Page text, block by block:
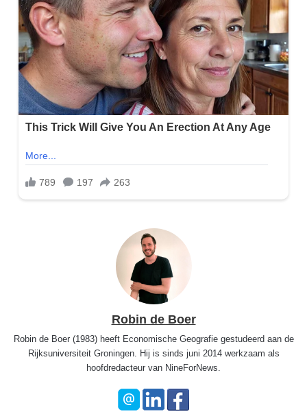
Robin de Boer
Robin de Boer (1983) heeft Economische Geografie gestudeerd aan de
Rijksuniversiteit Groningen. Hij is sinds juni 2014 werkzaam als
hoofdredacteur van NineForNews.